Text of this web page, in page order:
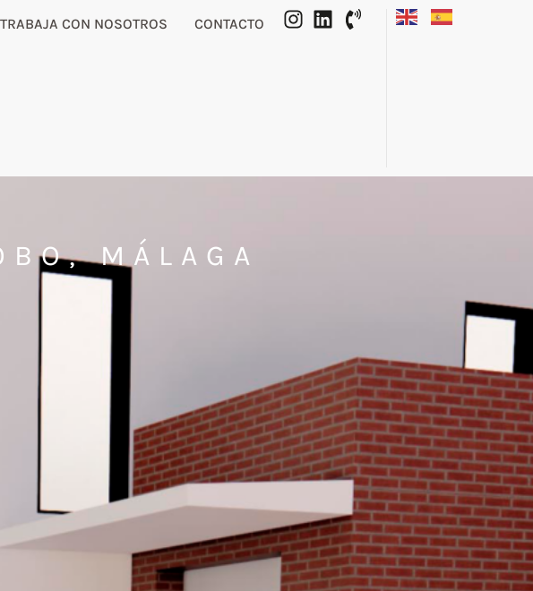
TRABAJA CON NOSOTROS CONTACTO
MÁLAGA